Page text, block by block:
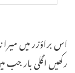
اس براؤزر میں
رکھیں اگلی بار